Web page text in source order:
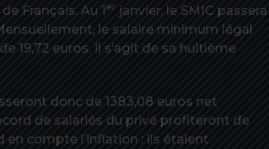
Français. Au 1 er janvier, le SMIC passera
le salaire minimum légal
19,72 euros. Il s’agit de sa huitième
donc de 1383,08 euros net
de salariés du privé profiteront de
compte l’inflation : ils étaient